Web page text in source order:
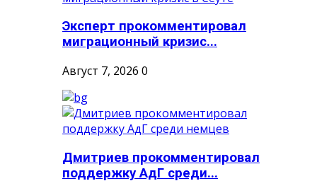
Эксперт прокомментировал
миграционный кризис...
Август 7, 2026 0
Дмитриев прокомментировал
поддержку АдГ среди...